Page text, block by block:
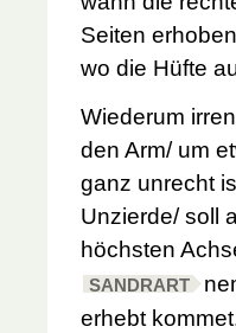
Seiten
wo die Hüfte
Wiederum
den Arm/ um
ganz unrecht
Unzierde/ soll
höchsten
SANDRART
erhebt